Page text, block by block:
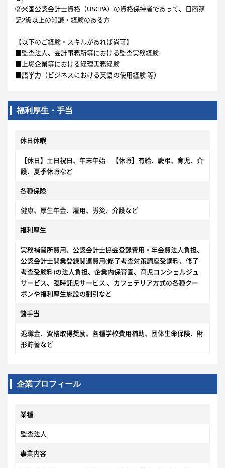
②米国公認会計士資格（USCPA）の資格保持者であって、日商簿
記2級以上の知識・経験のある方
【以下のご経験・スキルがあれば尚可】
■監査法人、会計事務所等における監査実務経験
■上場企業等における経理実務経験
■語学力（ビジネスにおける英語の使用経験 等）
福利厚生・手当
休日休暇
【休日】土日祝日、年末年始 【休暇】有給、慶弔、育児、介
護、夏季休暇など
各種保険
健康、厚生年金、雇用、労災、介護など
福利厚生
実務補習所費用、公認会計士協会登録費用・年会費法人負担、
公認会計士開業登録関連費用(修了考査対策講座受講料、修了
考査受験料)の法人負担、企業内保育園、育児コンシェルジュ
サービス、臨時託児サービス 、カフェテリア方式の各種クー
ポンや福利厚生施設の割引など
諸手当
退職金、資格取得奨励、各種学校費用補助、団体生命保険、財
形貯蓄など
企業プロフィール
業種
監査法人
事業内容